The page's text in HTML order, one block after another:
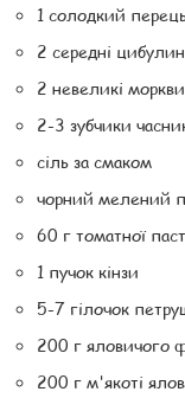
1 солодкий
2 середні
2 невеликі моркви
2-3 зубчики
сіль за смаком
чорний мелений
60 г томатної
1 пучок кінзи
5-7 гілочок
200 г яловичого
200 г м'якоті